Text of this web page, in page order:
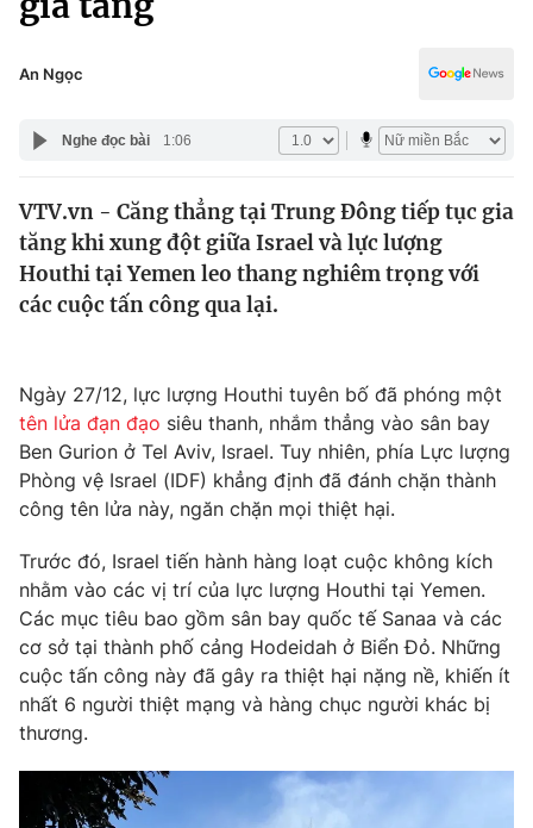
Xã hội
Pháp luật
Y tế
Thế giới
Tin tức
Thế giới đó đây
Kinh tế
Thị trường
Góc doanh nghiệp
Truyền hình
Phim VTV
Hậu trường
Nhân vật
Khán giả
Giải sao mai
Giải trí
Âm nhạc
Sao
Đời sống
Du lịch
Làm đẹp
Chất lượng cuộc sống
Giáo dục
Tuyển sinh
Học trực tuyến
Công nghệ
Sản phẩm
Giao lưu trực tuyến
An Ngọc
Nghe đọc bài 1:06
VTV.vn - Căng thẳng tại Trung Đông tiếp tục gia
tăng khi xung đột giữa Israel và lực lượng
Houthi tại Yemen leo thang nghiêm trọng với
các cuộc tấn công qua lại.
Ngày 27/12, lực lượng Houthi tuyên bố đã phóng một
tên lửa đạn đạo siêu thanh, nhắm thẳng vào sân bay
Ben Gurion ở Tel Aviv, Israel. Tuy nhiên, phía Lực lượng
Phòng vệ Israel (IDF) khẳng định đã đánh chặn thành
công tên lửa này, ngăn chặn mọi thiệt hại.
Trước đó, Israel tiến hành hàng loạt cuộc không kích
nhằm vào các vị trí của lực lượng Houthi tại Yemen.
Các mục tiêu bao gồm sân bay quốc tế Sanaa và các
cơ sở tại thành phố cảng Hodeidah ở Biển Đỏ. Những
cuộc tấn công này đã gây ra thiệt hại nặng nề, khiến ít
nhất 6 người thiệt mạng và hàng chục người khác bị
thương.